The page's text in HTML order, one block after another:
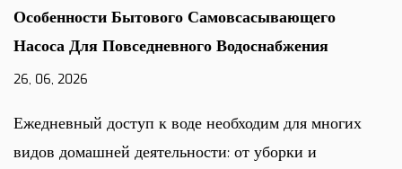
Особенности Бытового Самовсасывающего
Насоса Для Повседневного Водоснабжения
26, 06, 2026
Ежедневный доступ к воде необходим для многих
видов домашней деятельности: от уборки и